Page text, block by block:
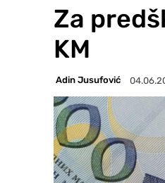
Za
KM
Adin Jusufović